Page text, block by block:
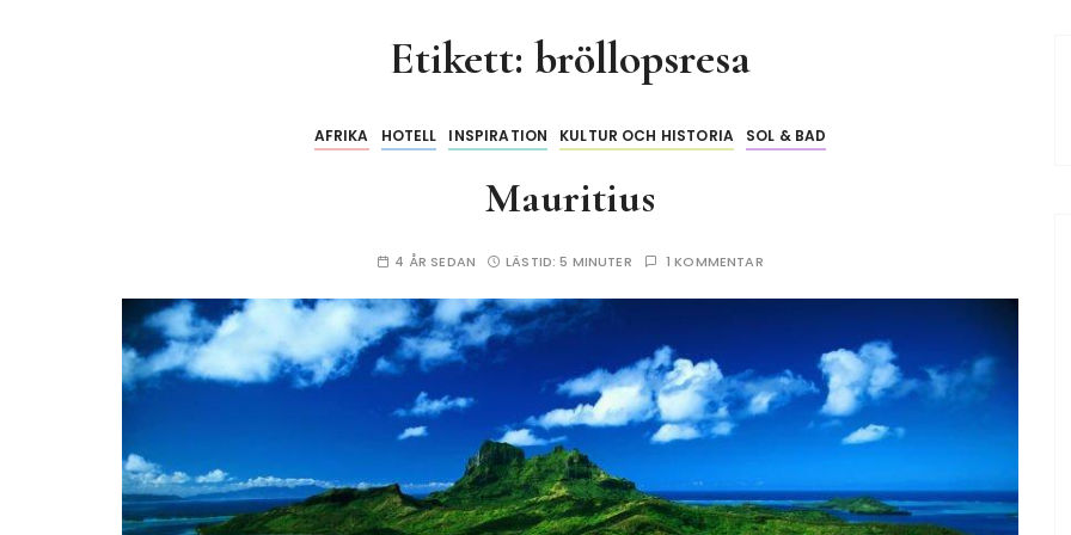
Etikett: bröllopsresa
AFRIKA HOTELL INSPIRATION KULTUR OCH HISTORIA SOL & BAD
Mauritius
4 ÅR SEDAN LÄSTID:5 MINUTER 1 KOMMENTAR